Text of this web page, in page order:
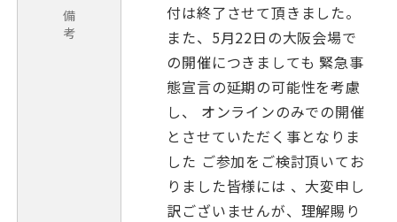
備
考
付は終了させて頂きました。
また、5月22日の大阪会場で
の開催につきましても 緊急事
態宣言の延期の可能性を考慮
し、 オンラインのみでの開催
とさせていただく事となりま
した ご参加をご検討頂いてお
りました皆様には 、大変申し
訳ございませんが、理解賜り